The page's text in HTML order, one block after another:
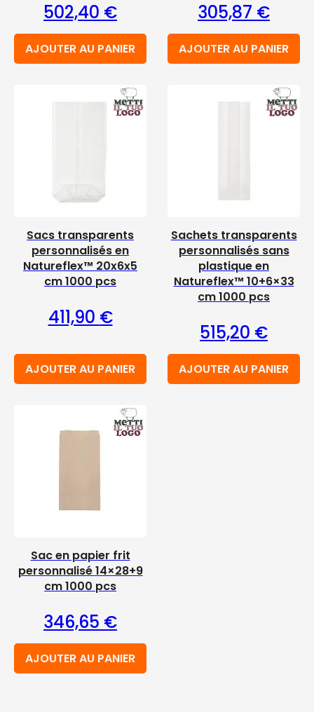
502,40 €
AJOUTER AU PANIER
305,87 €
AJOUTER AU PANIER
Sacs transparents
personnalisés en
Natureflex™ 20x6x5
cm 1000 pcs
411,90 €
AJOUTER AU PANIER
Sachets transparents
personnalisés sans
plastique en
Natureflex™ 10+6×33
cm 1000 pcs
515,20 €
AJOUTER AU PANIER
Sac en papier frit
personnalisé 14×28+9
cm 1000 pcs
346,65 €
AJOUTER AU PANIER